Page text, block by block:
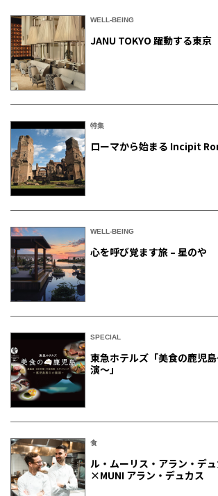
WELL-BEING
JANU TOKYO 躍動する東京
特集
ローマから始まる Incipit
WELL-BEING
心を呼び覚ます旅 – 星のや
SPECIAL
東急ホテルズ「美食の鹿児
演～」
食
ル・ムーリス・アラン・デ
×MUNI アラン・デュカス